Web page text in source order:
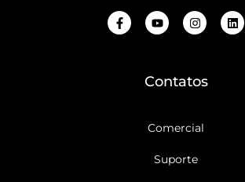
F
a
c
Y
o
u
e
I
n
s
r
L
i
n
Contatos
Comercial
Suporte